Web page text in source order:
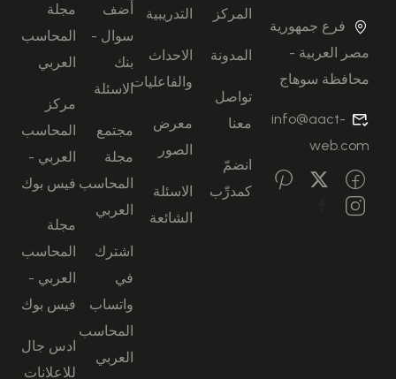
فرع جمهورية
مصر العربية -
محافظة سوهاج
info@aact-
web.com
المركز
المدونة
تواصل
معنا
انضمّ
كمدرِّب
التدريبية
الاحداث
والفاعليات
معرض
الصور
الاسئلة
الشائعة
أضف
سوال -
بنك
الاسئلة
مجتمع
مجلة
المحاسب
العربي
اشترك
في
واتساب
المحاسب
العربي
مجلة
المحاسب
العربي
مركز
المحاسب
العربي -
فيس بوك
مجلة
المحاسب
العربي -
فيس بوك
ادس جال
للاعلانات